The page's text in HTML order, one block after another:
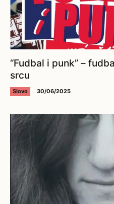
“Fudbal i punk” –
srcu
Slovo 30/06/2025